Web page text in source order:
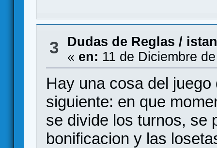
3 Dudas de Reglas /
« en: 11 de Diciembre
Hay una cosa del
siguiente: en que
se divide los turnos, se
bonificacion y las